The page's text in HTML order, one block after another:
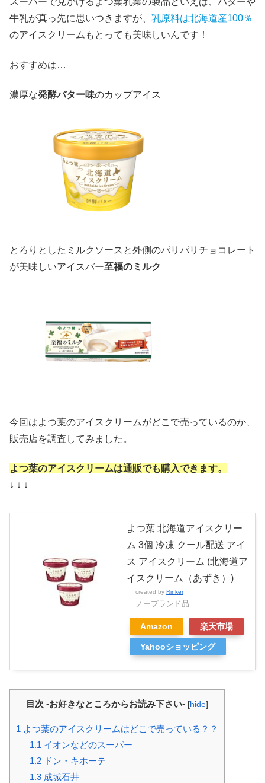
牛乳が真っ先に思いつきますが、 乳原料は北海道産100％
のアイスクリームもとっても美味しいんです！
おすすめは…
濃厚な発酵バター味のカップアイス
とろりとしたミルクソースと外側のパリパリチョコレート
が美味しいアイスバー至福のミルク
今回はよつ葉のアイスクリームがどこで売っているのか、
販売店を調査してみました。
よつ葉のアイスクリームは通販でも購入できます。
↓ ↓ ↓
よつ葉 北海道アイスクリー
ム 3個 冷凍 クール配送 アイ
ス アイスクリーム (北海道ア
イスクリーム（あずき）)
created by Rinker
ノーブランド品
Amazon 楽天市場
Yahooショッピング
目次 -お好きなところからお読み下さい- [hide]
1 よつ葉のアイスクリームはどこで売っている？？
1.1 イオンなどのスーパー
1.2ドン・キホーテ
1.3成城石井